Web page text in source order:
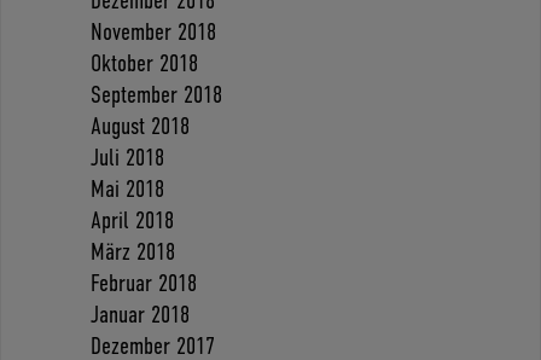
November 2018
Oktober 2018
September 2018
August 2018
Juli 2018
Mai 2018
April 2018
März 2018
Februar 2018
Januar 2018
Dezember 2017